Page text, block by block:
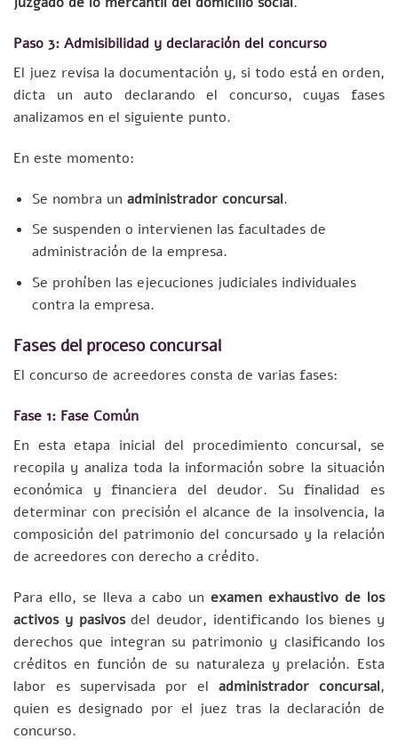
Paso 3: Admisibilidad y declaración del concurso
El juez revisa la documentación y, si todo está en orden,
dicta un auto declarando el concurso, cuyas fases
analizamos en el siguiente punto.
En este momento:
Se nombra un administrador concursal.
Se suspenden o intervienen las facultades de
administración de la empresa.
Se prohíben las ejecuciones judiciales individuales
contra la empresa.
Fases del proceso concursal
El concurso de acreedores consta de varias fases:
Fase 1: Fase Común
En esta etapa inicial del procedimiento concursal, se
recopila y analiza toda la información sobre la situación
económica y financiera del deudor. Su finalidad es
determinar con precisión el alcance de la insolvencia, la
composición del patrimonio del concursado y la relación
de acreedores con derecho a crédito.
Para ello, se lleva a cabo un examen exhaustivo de los
activos y pasivosdel deudor, identificando los bienes y
derechos que integran su patrimonio y clasificando los
créditos en función de su naturaleza y prelación. Esta
labor es supervisada por el administrador concursal,
quien es designado por el juez tras la declaración de
concurso.